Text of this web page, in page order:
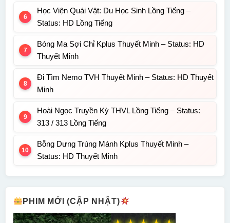
Học Viện Quái Vật: Du Học Sinh Lồng Tiếng –
Status: HD Lồng Tiếng
Bóng Ma Sợi Chỉ Kplus Thuyết Minh – Status: HD
Thuyết Minh
Đi Tìm Nemo TVH Thuyết Minh – Status: HD Thuyết
Minh
Hoài Ngọc Truyền Kỳ THVL Lồng Tiếng – Status:
313 / 313 Lồng Tiếng
Bỗng Dưng Trúng Mánh Kplus Thuyết Minh –
Status: HD Thuyết Minh
PHIM MỚI (CẬP NHẬT)